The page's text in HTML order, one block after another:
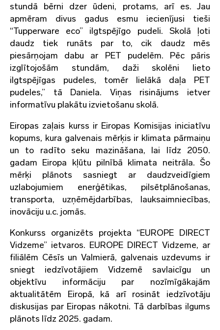
stundā bērni dzer ūdeni, protams, arī es. Jau
apmēram divus gadus esmu iecienījusi tieši
“Tupperware eco” ilgtspējīgo pudeli. Skolā ļoti
daudz tiek runāts par to, cik daudz mēs
piesārņojam dabu ar PET pudelēm. Pēc pāris
izglītojošām stundām, daži skolēni lieto
ilgtspējīgas pudeles, tomēr lielākā daļa PET
pudeles,” tā Daniela. Viņas risinājums ietver
informatīvu plakātu izvietošanu skolā.
Eiropas zaļais kurss ir Eiropas Komisijas iniciatīvu
kopums, kura galvenais mērķis ir klimata pārmaiņu
un to radīto seku mazināšana, lai līdz 2050.
gadam Eiropa kļūtu pilnībā klimata neitrāla. Šo
mērķi plānots sasniegt ar daudzveidīgiem
uzlabojumiem enerģētikas, pilsētplānošanas,
transporta, uzņēmējdarbības, lauksaimniecības,
inovāciju u.c. jomās.
Konkurss organizēts projekta “EUROPE DIRECT
Vidzeme” ietvaros. EUROPE DIRECT Vidzeme, ar
filiālēm Cēsīs un Valmierā, galvenais uzdevums ir
sniegt iedzīvotājiem Vidzemē savlaicīgu un
objektīvu informāciju par nozīmīgākajām
aktualitātēm Eiropā, kā arī rosināt iedzīvotāju
diskusijas par Eiropas nākotni. Tā darbības ilgums
plānots līdz 2025. gadam.